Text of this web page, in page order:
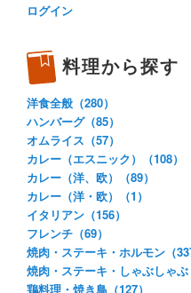
ログイン
料理から探す
洋食全般（280）
ハンバーグ（85）
オムライス（57）
カレー（エスニック）（108）
カレー（洋、欧）（89）
カレー（洋・欧）（1）
イタリアン（156）
フレンチ（69）
焼肉・ステーキ・ホルモン（
焼肉・ステーキ・しゃぶしゃぶ
鶏料理・焼き鳥（127）